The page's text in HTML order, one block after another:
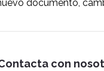
documento,
con